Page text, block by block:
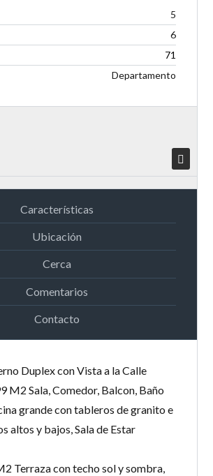
5
6
71
Departamento
Características
Ubicación
Cerca
Comentarios
Contacto
Duplex con Vista a la Calle
M2 Sala, Comedor, Balcon, Baño
grande con tableros de granito e
altos y bajos, Sala de Estar
Terraza con techo sol y sombra,